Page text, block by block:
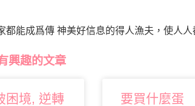
能成爲傳 神美好信息的得人漁夫，使人人
興趣的文章
困境, 逆轉
要買什麼蛋